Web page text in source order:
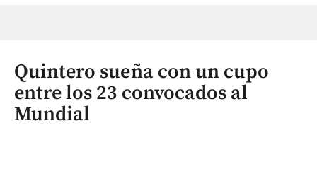
Quintero sueña con un cupo
entre los 23 convocados al
Mundial